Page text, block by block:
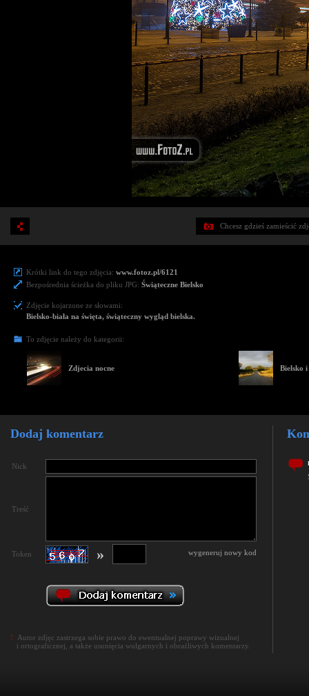
Chcesz gdzieś zamieścić
Krótki link do tego zdjęcia: www.fotoz.pl/6121
Bezpośrednia ścieżka do pliku JPG: Świąteczne Bielsko
Zdjęcie kojarzone ze słowami:
Bielsko-biała na święta, świąteczny wygląd bielska.
To zdjęcie należy do kategorii:
Zdjecia nocne Bielsko
Dodaj komentarz
Nick
Treść
Token wygeneruj nowy kod
»
! Autor zdjęc zastrzega sobie prawo do ewentualnej poprawy wizualnej
i ortograficznej, a także usunięcia wulgarnych i obraźliwych komentarzy.